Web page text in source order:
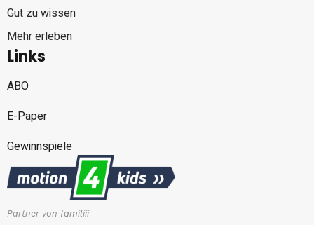
Gut zu wissen
Mehr erleben
Links
ABO
E-Paper
Gewinnspiele
Partner von familiii